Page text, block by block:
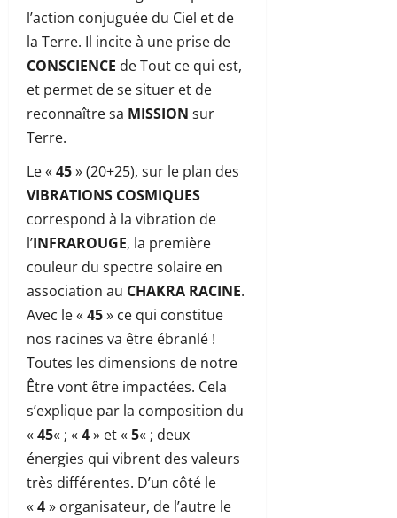
l’action conjuguée du Ciel et de
la Terre. Il incite à une prise de
CONSCIENCE de Tout ce qui est,
et permet de se situer et de
reconnaître sa MISSION sur
Terre.
Le «45» (20+25), sur le plan des
VIBRATIONS COSMIQUES
correspond à la vibration de
l’INFRAROUGE, la première
couleur du spectre solaire en
association au CHAKRA RACINE.
Avec le «45» ce qui constitue
nos racines va être ébranlé !
Toutes les dimensions de notre
Être vont être impactées. Cela
s’explique par la composition du
«45« ; «4» et «5« ; deux
énergies qui vibrent des valeurs
très différentes. D’un côté le
«4» organisateur, de l’autre le